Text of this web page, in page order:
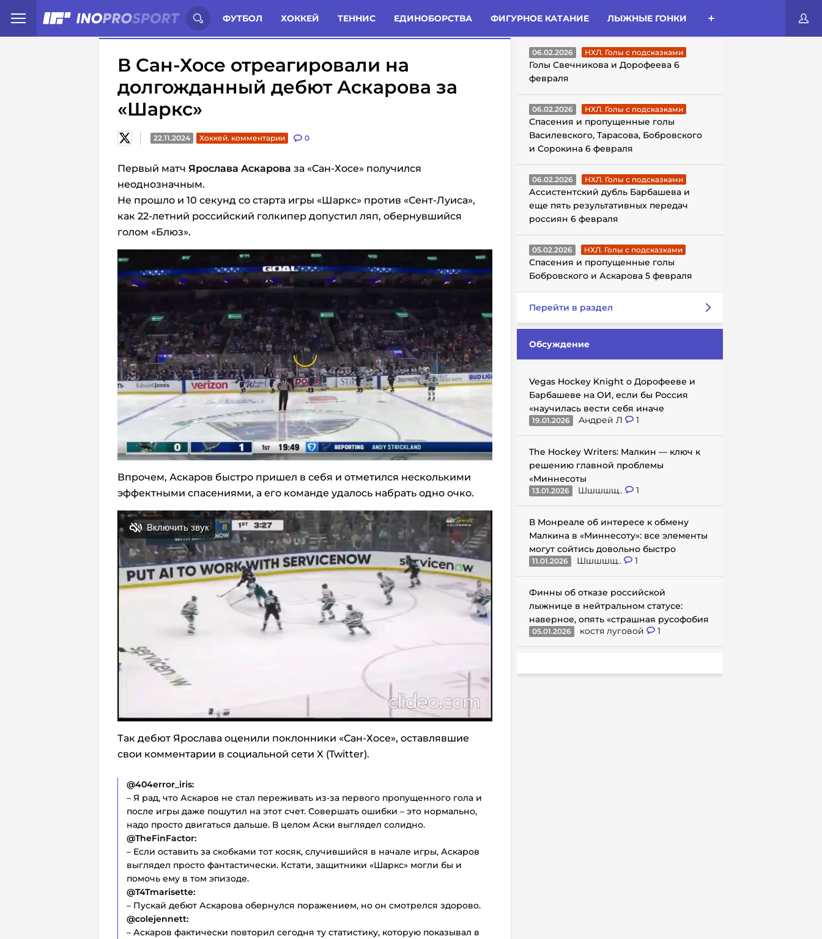
ФУТБОЛ ХОККЕЙ ТЕННИС ЕДИНОБОРСТВА ФИГУРНОЕ КАТАНИЕ ЛЫЖНЫЕ ГОНКИ
Иностранцы о спорте России: Статьи Комменты Новости
В Сан-Хосе отреагировали на
долгожданный дебют Аскарова за
«Шаркс»
22.11.2024 Хоккей. комментарии 0
Первый матч Ярослава Аскарова за «Сан-Хосе» получился
неоднозначным.
Не прошло и 10 секунд со старта игры «Шаркс» против «Сент-Луиса»,
как 22-летний российский голкипер допустил ляп, обернувшийся
голом «Блюз».
Впрочем, Аскаров быстро пришел в себя и отметился несколькими
эффектными спасениями, а его команде удалось набрать одно очко.
Так дебют Ярослава оценили поклонники «Сан-Хосе», оставлявшие
свои комментарии в социальной сети X (Twitter).
@404error_iris:
– Я рад, что Аскаров не стал переживать из-за первого пропущенного гола и
после игры даже пошутил на этот счет. Совершать ошибки – это нормально,
надо просто двигаться дальше. В целом Аски выглядел солидно.
@TheFinFactor:
– Если оставить за скобками тот косяк, случившийся в начале игры, Аскаров
выглядел просто фантастически. Кстати, защитники «Шаркс» могли бы и
помочь ему в том эпизоде.
@T4Tmarisette:
– Пускай дебют Аскарова обернулся поражением, но он смотрелся здорово.
@colejennett:
– Аскаров фактически повторил сегодня ту статистику, которую показывал в
ГОЛЫ С ПОДСКАЗКАМИ
06.02.2026 НХЛ. Голы с подсказками
Голы Свечникова и Дорофеева 6
февраля
06.02.2026 НХЛ. Голы с подсказками
Спасения и пропущенные голы
Василевского, Тарасова, Бобровского
и Сорокина 6 февраля
06.02.2026 НХЛ. Голы с подсказками
Ассистентский дубль Барбашева и
еще пять результативных передач
россиян 6 февраля
05.02.2026 НХЛ. Голы с подсказками
Спасения и пропущенные голы
Бобровского и Аскарова 5 февраля
Перейти в раздел
Обсуждение
Vegas Hockey Knight о Дорофееве и
Барбашеве на ОИ, если бы Россия
«научилась вести себя иначе
19.01.2026 Андрей Л 1
The Hockey Writers: Малкин — ключ к
решению главной проблемы
«Миннесоты
13.01.2026 Шшшшщ.. 1
В Монреале об интересе к обмену
Малкина в «Миннесоту»: все элементы
могут сойтись довольно быстро
11.01.2026 Шшшшщ.. 1
Финны об отказе российской
лыжнице в нейтральном статусе:
наверное, опять «страшная русофобия
05.01.2026 костя луговой 1